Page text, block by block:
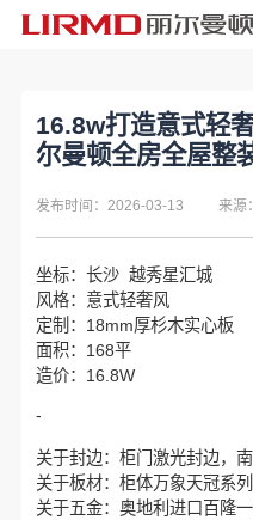
16.8w打造意式轻
尔曼顿全房全屋整
发布时间：2026-03-13 来源：
坐标：长沙 越秀星汇城
风格：意式轻奢风
定制：18mm厚杉木实心板
面积：168平
造价：16.8W
-
关于封边：柜门激光封边，
关于板材：柜体万象天冠系
关于五金：奥地利进口百隆